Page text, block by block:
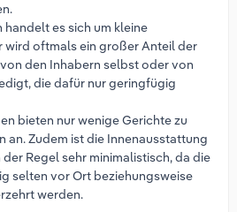
es sich um kleine
wird oftmals ein großer Anteil der
den Inhabern selbst oder von
die dafür nur geringfügig
bieten nur wenige Gerichte zu
an. Zudem ist die Innenausstattung
Regel sehr minimalistisch, da die
selten vor Ort beziehungsweise
werden.